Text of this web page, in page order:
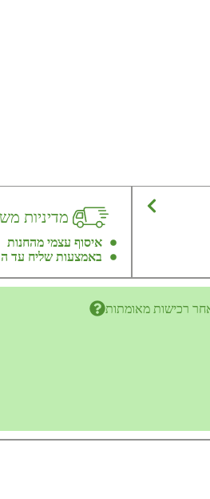
מדיניות
איסוף עצמי מהחנות
באמצעות שליח עד
רכישות מאומתות